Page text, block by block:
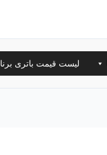
لیست قیمت باتری برنا